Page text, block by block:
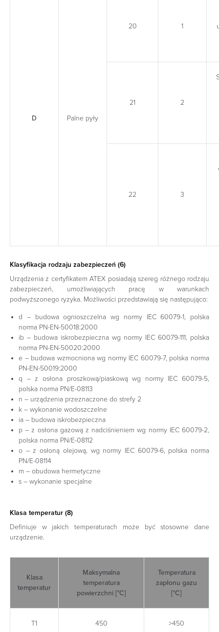
D Palne pyły
20 1
21 2
22 3
Klasyfikacja rodzaju zabezpieczeń (6)
Urządzenia z certyfikatem ATEX posiadają szereg różnego rodzaju
zabezpieczeń, umożliwiających pracę w warunkach
podwyższonego ryzyka. Możliwości przedstawiają się następująco:
d – budowa ognioszczelna wg normy IEC 60079-1, polska
norma PN-EN-50018:2000
ib – budowa iskrobezpieczna wg normy IEC 60079-111, polska
norma PN-EN-50020:2000
e – budowa wzmocniona wg normy IEC 60079-7, polska norma
PN-EN-50019:2000
q – z osłona proszkową/piaskową wg normy IEC 60079-5,
polska norma PN/E-08113
n – urządzenia przeznaczone do strefy 2
k – wykonanie wodoszczelne
ia – budowa iskrobezpieczna
p – z osłona gazową z nadciśnieniem wg normy IEC 60079-2,
polska norma PN/E-08112
o – z osłoną olejową, wg normy IEC 60079-6, polska norma
PN/E-08114
m – obudowa hermetyczne
s – wykonanie specjalne
Klasa temperatur (8)
Definiuje w jakich temperaturach może być stosowne dane
urządzenie.
Klasa
temperatur
Maksymalna
temperatura
powierzchni [°C]
Temperatura
zapłonu gazu
[°C]
T1 450 >450